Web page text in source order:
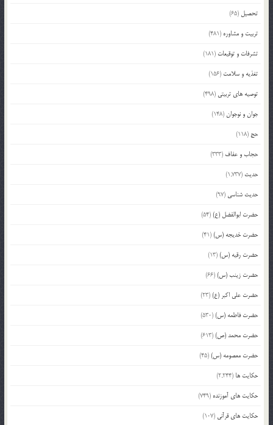
تحصیل (65)
تربیت و مشاوره (481)
تشرفات و توقیعات (181)
تغذیه و سلامت (156)
توصیه های تربیتی (498)
جوان و نوجوان(148)
حج (118)
حجاب و عفاف (333)
حدیث (1,737)
حدیث شناسی (97)
حضرت ابوالفضل (ع)(54)
حضرت خدیجه (س)(41)
حضرت رقیه (س)(13)
حضرت زینب (س)(66)
حضرت علی اکبر (ع)(23)
حضرت فاطمه (س)(530)
حضرت محمد (ص)(613)
حضرت معصومه (س)(45)
حکایت ها (2,244)
حکایت های آموزنده (749)
حکایت های قرآنی (107)